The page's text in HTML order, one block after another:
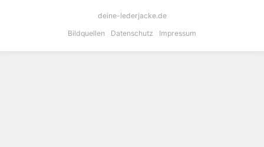
deine-lederjacke.de
Bildquellen
Datenschutz Impressum